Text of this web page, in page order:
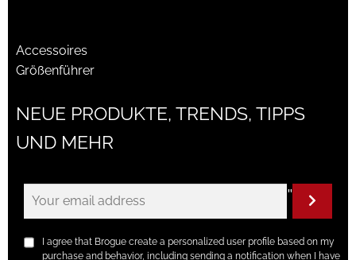
Accessoires
Größenführer
NEUE PRODUKTE, TRENDS, TIPPS
UND MEHR
"
I agree that Brogue create a personalized user profile based on my
purchase and behavior, including sending a notification when I have